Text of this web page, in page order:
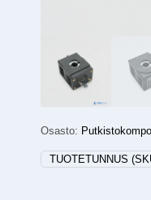
Osasto:
TUOTETUNNUS